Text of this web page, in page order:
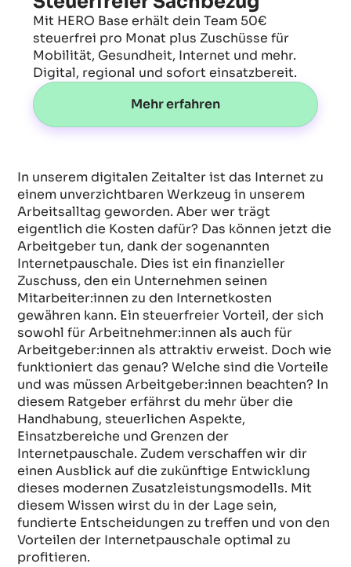
Mit HERO Base erhält dein Team 50€
steuerfrei pro Monat plus Zuschüsse für
Mobilität, Gesundheit, Internet und mehr.
Digital, regional und sofort einsatzbereit.
Mehr erfahren
In unserem digitalen Zeitalter ist das Internet zu
einem unverzichtbaren Werkzeug in unserem
Arbeitsalltag geworden. Aber wer trägt
eigentlich die Kosten dafür? Das können jetzt die
Arbeitgeber tun, dank der sogenannten
Internetpauschale. Dies ist ein finanzieller
Zuschuss, den ein Unternehmen seinen
Mitarbeiter:innen zu den Internetkosten
gewähren kann. Ein steuerfreier Vorteil, der sich
sowohl für Arbeitnehmer:innen als auch für
Arbeitgeber:innen als attraktiv erweist. Doch wie
funktioniert das genau? Welche sind die Vorteile
und was müssen Arbeitgeber:innen beachten? In
diesem Ratgeber erfährst du mehr über die
Handhabung, steuerlichen Aspekte,
Einsatzbereiche und Grenzen der
Internetpauschale. Zudem verschaffen wir dir
einen Ausblick auf die zukünftige Entwicklung
dieses modernen Zusatzleistungsmodells. Mit
diesem Wissen wirst du in der Lage sein,
fundierte Entscheidungen zu treffen und von den
Vorteilen der Internetpauschale optimal zu
profitieren.